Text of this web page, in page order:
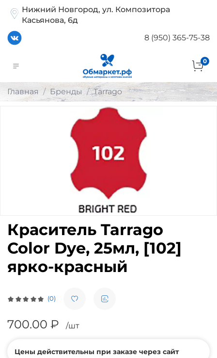
Нижний Новгород, ул. Композитора
Касьянова, 6д
8 (950) 365-75-38
0
Главная Бренды Tarrago
(0)
Краситель Tarrago
Color Dye, 25мл, [102]
ярко-красный
700.00 ₽ /шт
Цены действительны при заказе через сайт